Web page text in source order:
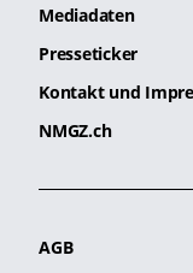
Mediadaten
Presseticker
Kontakt und
NMGZ.ch
AGB